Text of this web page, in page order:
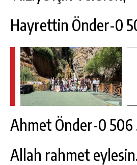
Hayrettin Önder-0
Ahmet Önder-0 506
Allah rahmet
GÜNLÜK
ÖĞRENCILERINE